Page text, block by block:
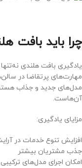
چرا باید بافت
یادگیری بافت هلندی
مهارت‌های پرتقاضا در
مدل‌های جدید و جذاب
آن‌هاست.
مزایای یادگیری:
افزایش تنوع خدمات در
جذب مشتریان بیشتر
امکان اجرای مدل‌های